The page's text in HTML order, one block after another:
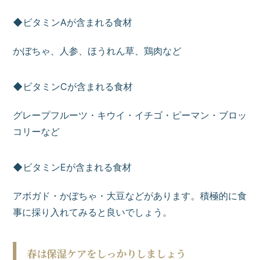
◆ビタミンAが含まれる食材
かぼちゃ、人参、ほうれん草、鶏肉など
◆ビタミンCが含まれる食材
グレープフルーツ・キウイ・イチゴ・ピーマン・ブロッ
コリーなど
◆ビタミンEが含まれる食材
アボガド・かぼちゃ・大豆などがあります。積極的に食
事に採り入れてみると良いでしょう。
春は保湿ケアをしっかりしましょう